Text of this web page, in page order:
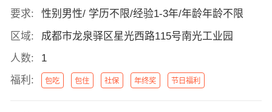
要求:
性别男性/ 学历不限/经验1-3年/年龄年龄不限
区域:
成都市龙泉驿区星光西路115号南光工业园
人数:
1
福利:
包吃 包住 社保 年终奖 节日福利